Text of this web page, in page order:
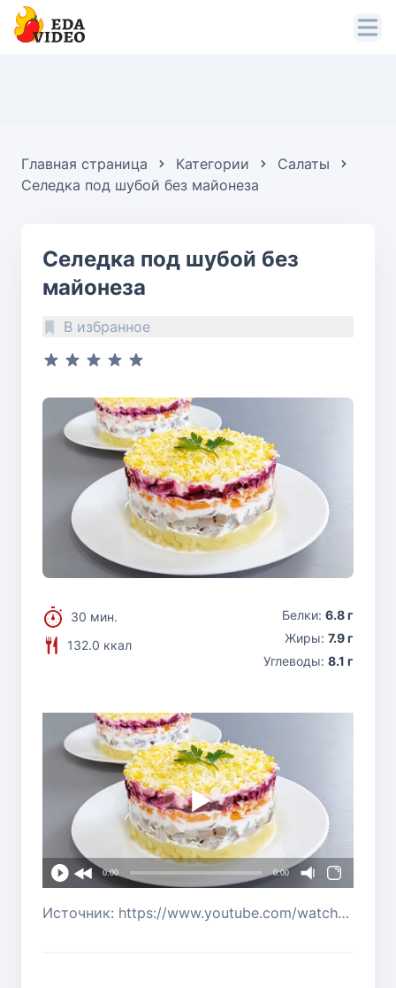
Главная страница Категории
Салаты
Селедка под шубой без майонеза
Селедка под шубой без
майонеза
В избранное
30 мин.
132.0 ккал
Белки: 6.8 г
Жиры: 7.9 г
Углеводы: 8.1 г
0:00 0:00
Источник: https://www.youtube.com/watch?v=dKQ0emPrS6c